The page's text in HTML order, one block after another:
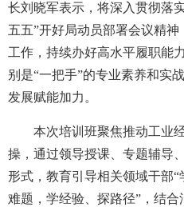
长刘晓军表示，将深入贯彻落
五五”开好局动员部署会议精
工作，持续办好高水平履职能
别是“一把手”的专业素养和实
发展赋能加力。
本次培训班聚焦推动工业经
操，通过领导授课、专题辅导
形式，教育引导相关领域干部
难题，学经验、探路径”，结